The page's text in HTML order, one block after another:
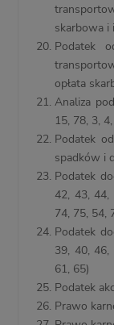
skarbowa i
Podatek
opłata
Analiza
15, 78, 3,
Podatek
spadków i
Podatek
42, 43,
74, 75, 54,
Podatek
39, 40,
61, 65)
Podatek
Prawo